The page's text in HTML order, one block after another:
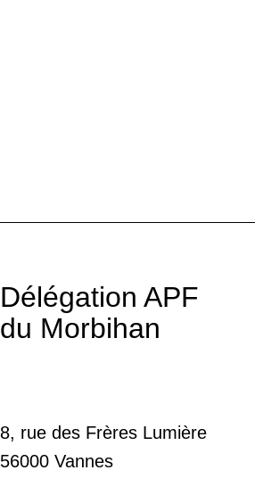
Délégation APF
du Morbihan
8, rue des Frères Lumière
56000 Vannes